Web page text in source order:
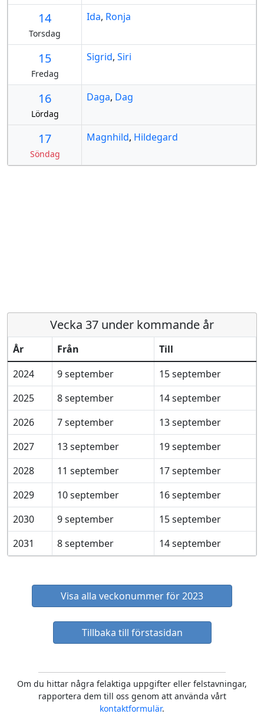
14
Torsdag
Ida, Ronja
15
Fredag
Sigrid, Siri
16
Lördag
Daga, Dag
17
Söndag
Magnhild, Hildegard
Vecka 37 under kommande år
År Från
Till
2024
9 september
15 september
2025
8 september
14 september
2026
7 september
13 september
2027
13 september
19 september
2028
11 september
17 september
2029
10 september
16 september
2030
9 september
15 september
2031
8 september 14 september
Visa alla veckonummer för 2023
Tillbaka till förstasidan
Om du hittar några felaktiga uppgifter eller felstavningar,
rapportera dem till oss genom att använda vårt
kontaktformulär.